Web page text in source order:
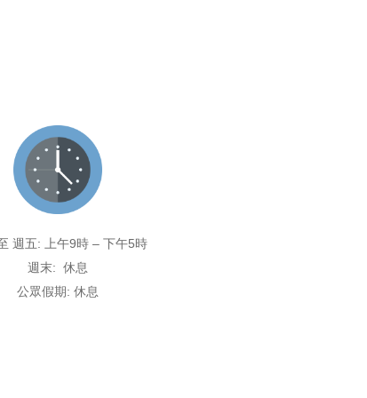
週五: 上午9時 – 下午5時
週末: 休息
公眾假期: 休息